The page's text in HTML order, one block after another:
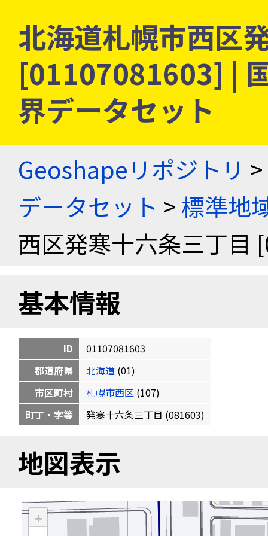
北海道札幌市西区
[01107081603] |
界データセット
Geoshapeリポジトリ >
データセット >標準地
西区発寒十六条三丁目
基本情報
ID
01107081603
都道府県
北海道 (01)
市区町村
札幌市西区 (107)
町丁・字等
発寒十六条三丁目 (081603)
地図表示
+